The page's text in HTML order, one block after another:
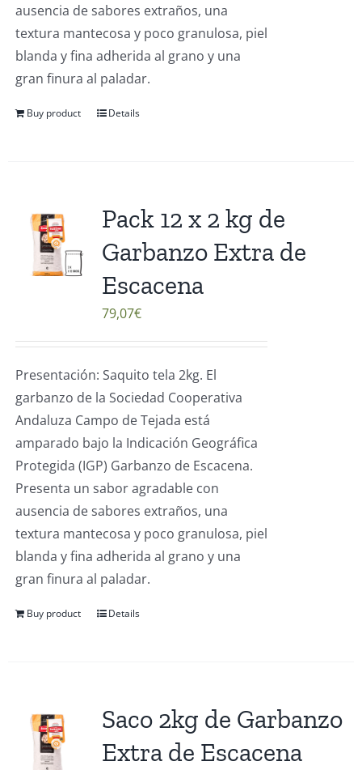
ausencia de sabores extraños, una
textura mantecosa y poco granulosa, piel
blanda y fina adherida al grano y una
gran finura al paladar.
Buy product Details
Pack 12 x 2 kg de
Garbanzo Extra de
Escacena
79,07€
Presentación: Saquito tela 2kg. El
garbanzo de la Sociedad Cooperativa
Andaluza Campo de Tejada está
amparado bajo la Indicación Geográfica
Protegida (IGP) Garbanzo de Escacena.
Presenta un sabor agradable con
ausencia de sabores extraños, una
textura mantecosa y poco granulosa, piel
blanda y fina adherida al grano y una
gran finura al paladar.
Buy product Details
Saco 2kg de Garbanzo
Extra de Escacena